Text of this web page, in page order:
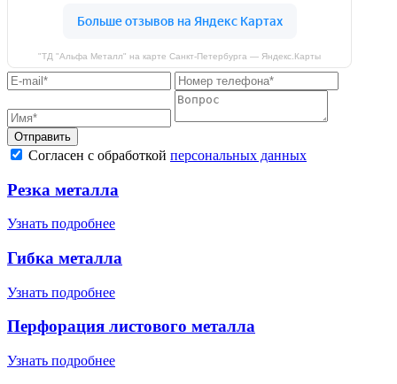
"ТД "Альфа Металл" на карте Санкт‑Петербурга — Яндекс.Карты
Отправить
Согласен с обработкой персональных данных
Резка металла
Узнать подробнее
Гибка металла
Узнать подробнее
Перфорация листового металла
Узнать подробнее